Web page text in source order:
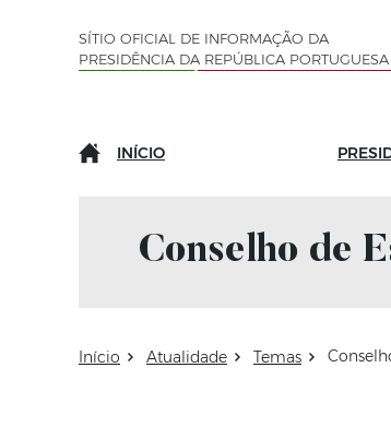
SÍTIO OFICIAL DE INFORMAÇÃO DA
PRESIDÊNCIA DA REPÚBLICA PORTUGUESA
INÍCIO
Conselho de
Início Atualidade Temas